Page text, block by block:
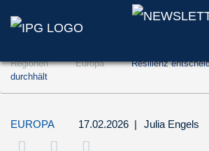
Zum Inhalt springen
Zur Suche springen
Regionen Europa
Resilienz
durchhält
EUROPA 17.02.2026 | Julia Engels